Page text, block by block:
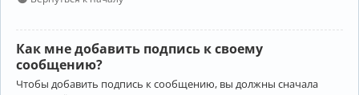
Как мне добавить подпись к своему
сообщению?
Чтобы добавить подпись к сообщению, вы должны сначала